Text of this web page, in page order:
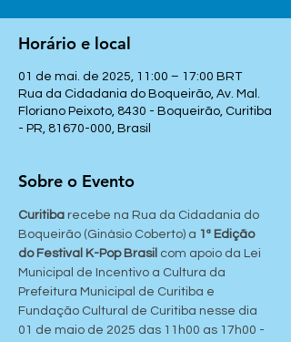
Horário e local
01 de mai. de 2025, 11:00 – 17:00 BRT
Rua da Cidadania do Boqueirão, Av. Mal.
Floriano Peixoto, 8430 - Boqueirão, Curitiba
- PR, 81670-000, Brasil
Sobre o Evento
Curitiba recebe na Rua da Cidadania do
Boqueirão (Ginásio Coberto) a 1ª Edição
do Festival K-Pop Brasil com apoio da Lei
Municipal de Incentivo a Cultura da
Prefeitura Municipal de Curitiba e
Fundação Cultural de Curitiba nesse dia
01 de maio de 2025 das 11h00 as 17h00 -